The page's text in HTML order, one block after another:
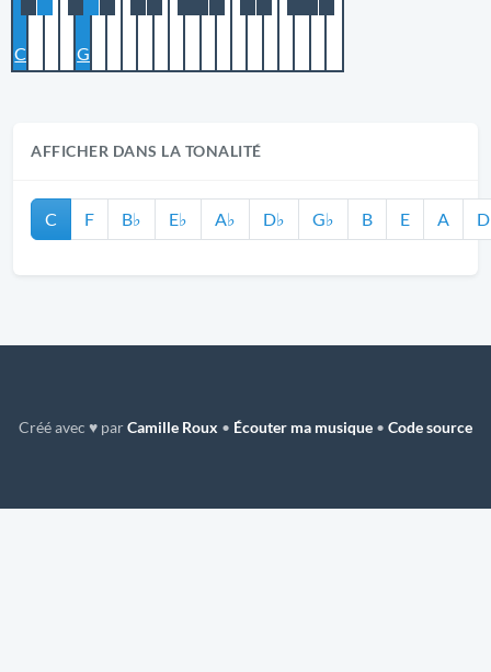
C G
AFFICHER DANS LA TONALITÉ
C F B♭ E♭ A♭ D♭ G♭ B E A D
Créé avec ♥ parCamille Roux • Écouter ma musique • Code source